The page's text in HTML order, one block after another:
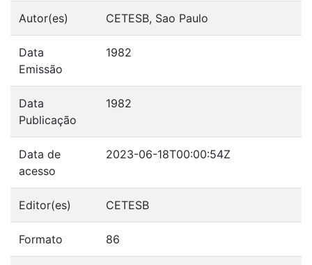
Autor(es) CETESB, Sao Paulo
Data
Emissão
1982
Data
Publicação
1982
Data de
acesso
2023-06-18T00:00:54Z
Editor(es) CETESB
Formato 86